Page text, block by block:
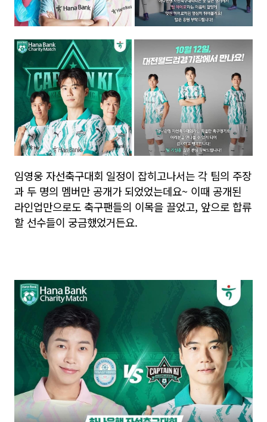
임영웅 자선축구대회 일정이 잡히고나서는 각 팀의 주장
과 두 명의 멤버만 공개가 되었었는데요~ 이때 공개된
라인업만으로도 축구팬들의 이목을 끌었고, 앞으로 합류
할 선수들이 궁금했었거든요.